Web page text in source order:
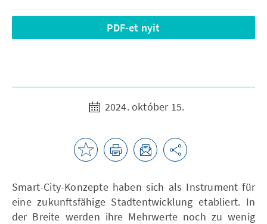
PDF-et nyit
2024. október 15.
Smart-City-Konzepte haben sich als Instrument für
eine zukunftsfähige Stadtentwicklung etabliert. In
der Breite werden ihre Mehrwerte noch zu wenig